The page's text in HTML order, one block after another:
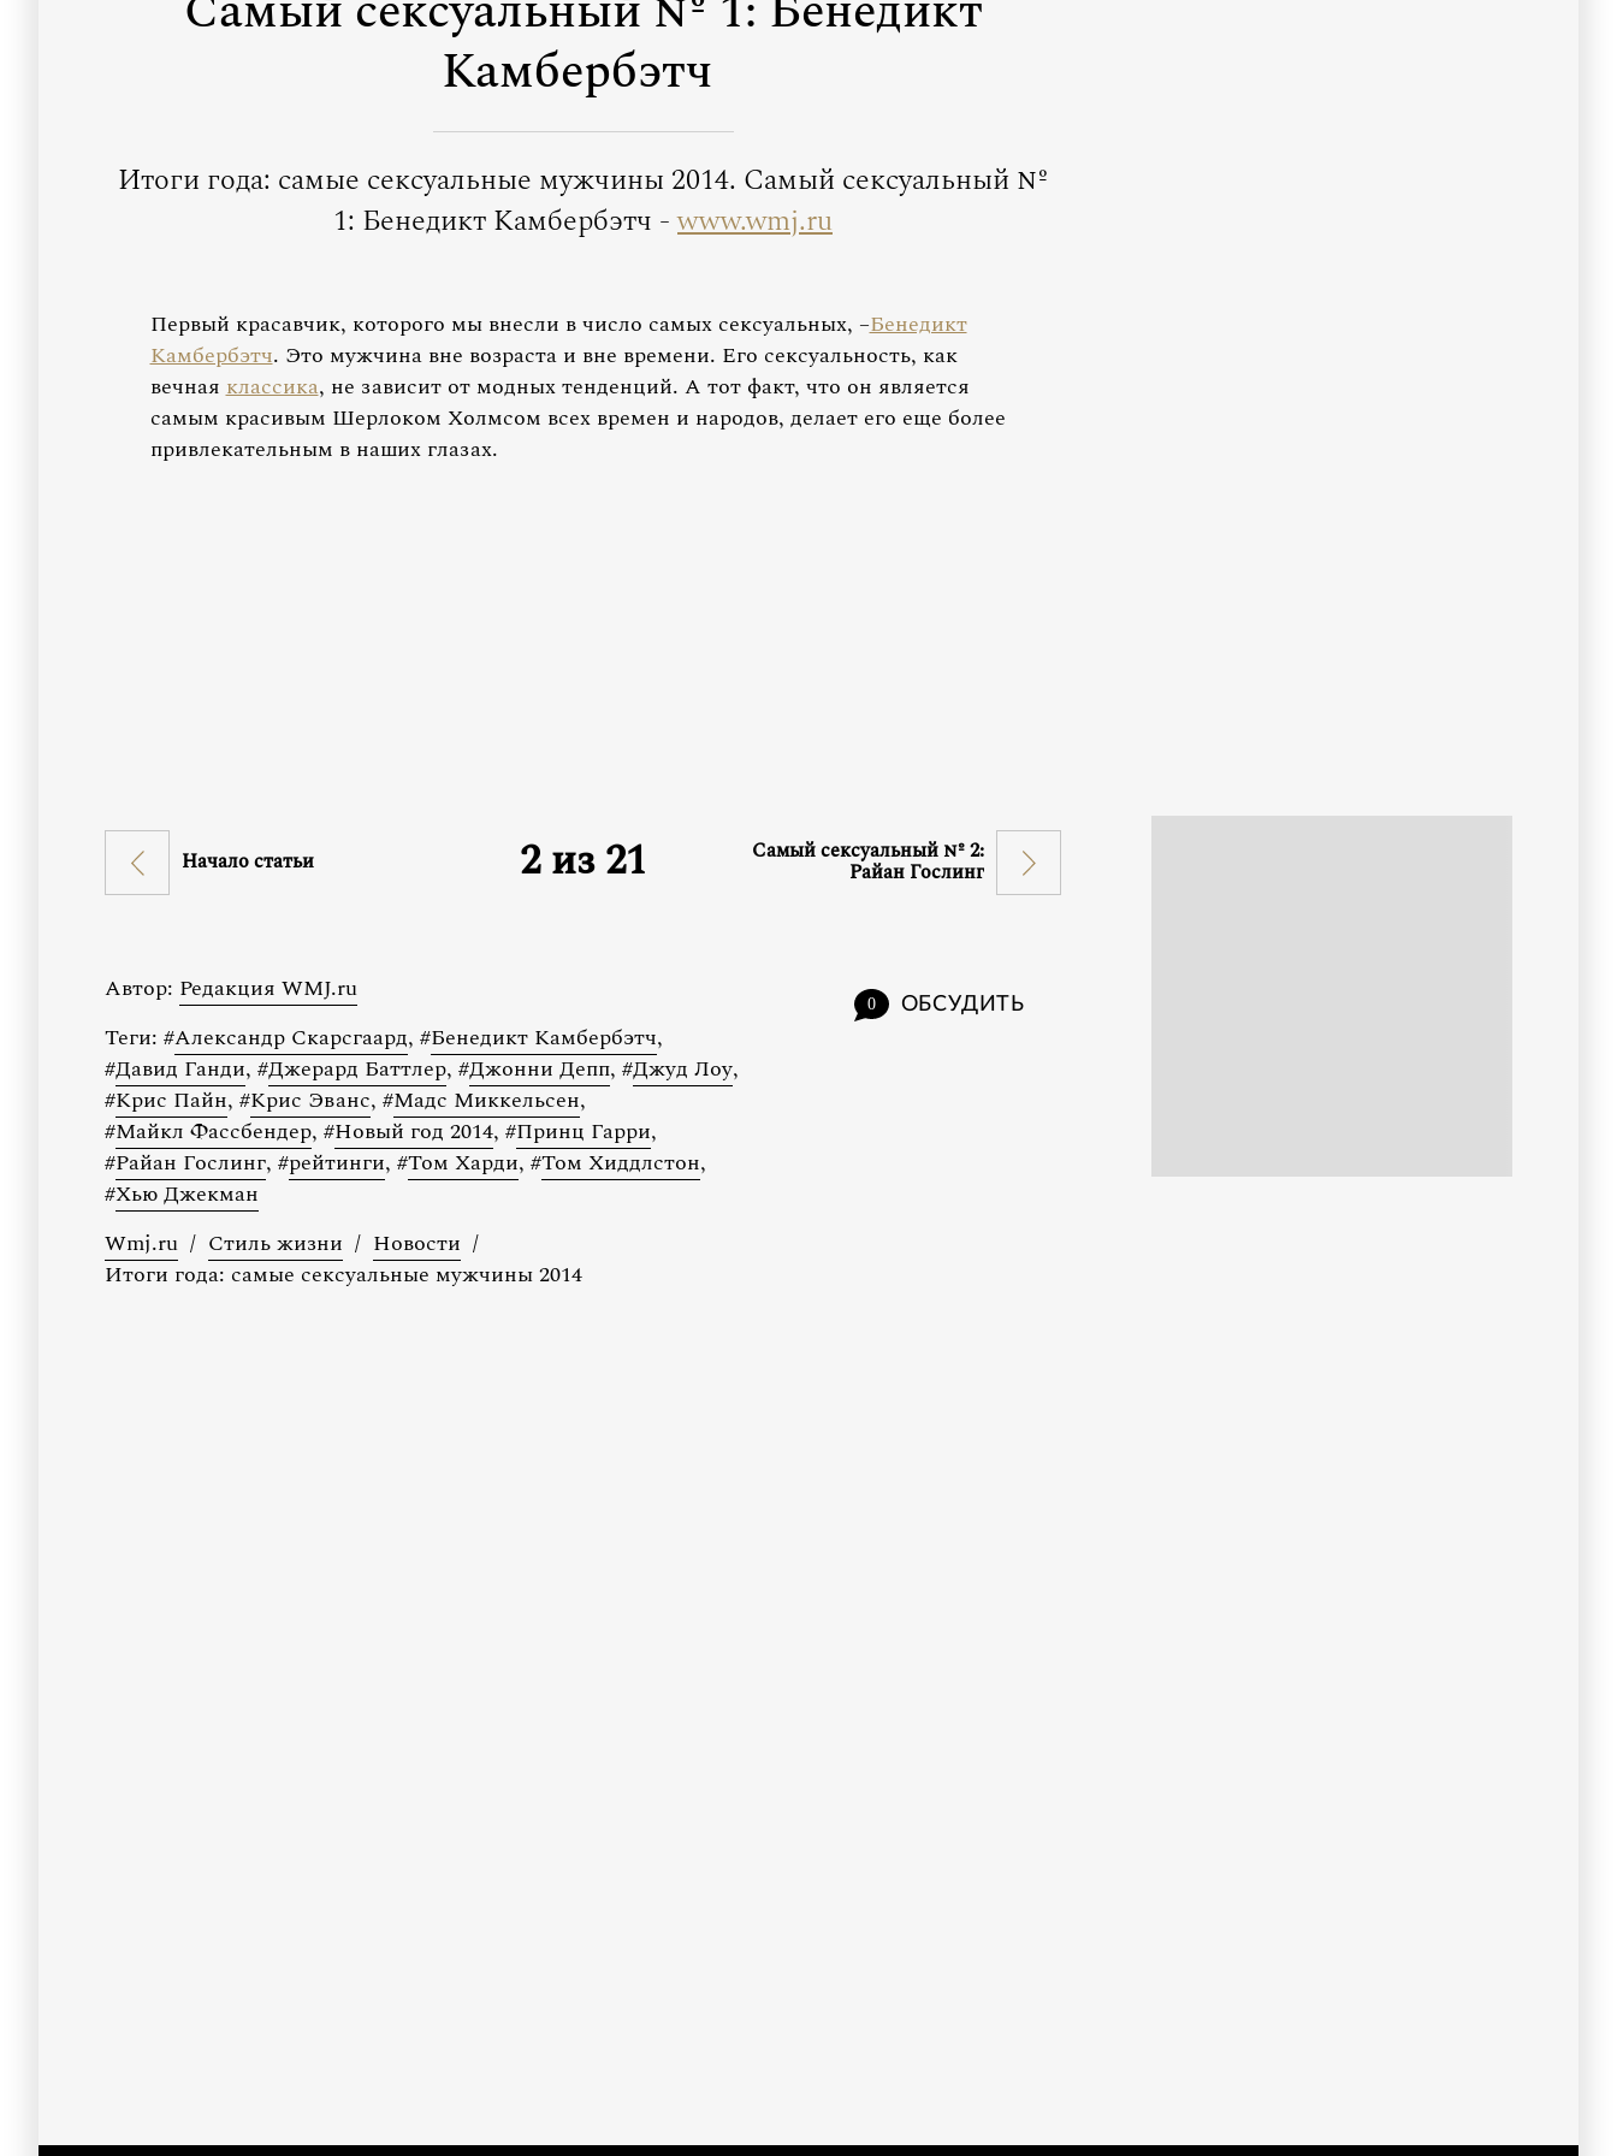
Камбербэтч
Итоги года: самые сексуальные мужчины 2014. Самый сексуальный №
1: Бенедикт Камбербэтч -www.wmj.ru
Первый красавчик, которого мы внесли в число самых сексуальных, –Бенедикт
Камбербэтч. Это мужчина вне возраста и вне времени. Его сексуальность, как
вечнаяклассика, не зависит от модных тенденций. А тот факт, что он является
самым красивым Шерлоком Холмсом всех времен и народов, делает его еще более
привлекательным в наших глазах.
Начало статьи 2из21 Самый сексуальный № 2:
Райан Гослинг
0 ОБСУДИТЬ
Автор: Редакция WMJ.ru
Теги: #Александр Скарсгаард, #Бенедикт Камбербэтч,
#Давид Ганди, #Джерард Баттлер, #Джонни Депп, #Джуд Лоу,
#Крис Пайн, #Крис Эванс, #Мадс Миккельсен,
#Майкл Фассбендер, #Новый год 2014, #Принц Гарри,
#Райан Гослинг, #рейтинги, #Том Харди, #Том Хиддлстон,
#Хью Джекман
Wmj.ru / Стиль жизни / Новости /
Итоги года: самые сексуальные мужчины 2014